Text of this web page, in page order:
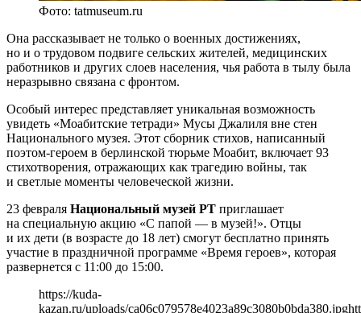
Фото: tatmuseum.ru
Она рассказывает не только о военных достижениях,
но и о трудовом подвиге сельских жителей, медицинских
работников и других слоев населения, чья работа в тылу была
неразрывно связана с фронтом.
Особый интерес представляет уникальная возможность
увидеть «Моабитские тетради» Мусы Джалиля вне стен
Национального музея. Этот сборник стихов, написанный
поэтом-героем в берлинской тюрьме Моабит, включает 93
стихотворения, отражающих как трагедию войны, так
и светлые моменты человеческой жизни.
23 февраля Национальный музей РТ приглашает
на специальную акцию «С папой — в музей!». Отцы
и их дети (в возрасте до 18 лет) смогут бесплатно принять
участие в праздничной программе «Время героев», которая
развернется с 11:00 до 15:00.
https://kuda-
kazan.ru/uploads/ca06c079578e4023a89c3080b0bda380.jpg